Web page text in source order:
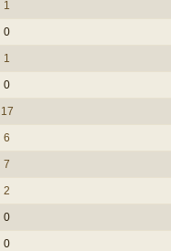
1
0
1
0
17
6
7
2
0
0